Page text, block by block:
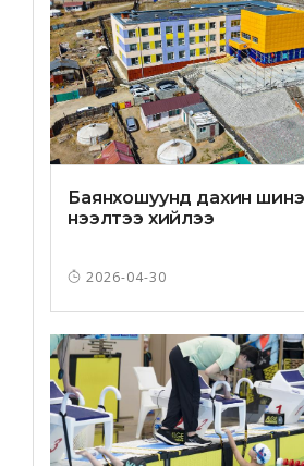
Баянхошуунд дахин шинэ
нээлтээ хийлээ
2026-04-30